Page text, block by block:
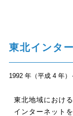
東北インタ
1992 年（平成 4 年）
東北地域におけ
インターネット